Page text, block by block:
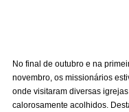
No final de outubro e na
novembro, os missionários
onde visitaram diversas
calorosamente acolhidos.